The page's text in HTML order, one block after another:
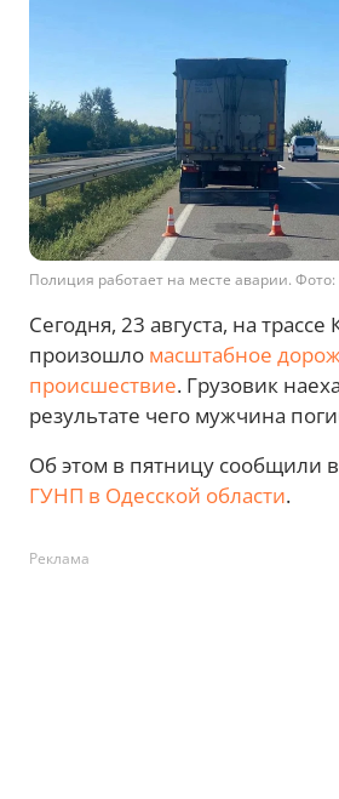
Полиция работает на месте аварии.
Сегодня, 23 августа, на трассе
произошло масштабное
происшествие. Грузовик
результате чего мужчина
Об этом в пятницу сообщили
ГУНП в Одесской области.
Реклама